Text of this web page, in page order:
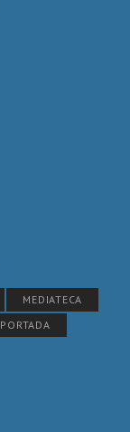
MEDIATECA
PORTADA